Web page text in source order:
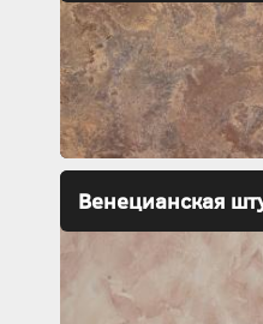
Венецианская